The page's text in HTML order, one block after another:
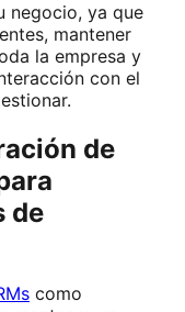
negocio, ya que
mantener
la empresa y
con el
de
de
como